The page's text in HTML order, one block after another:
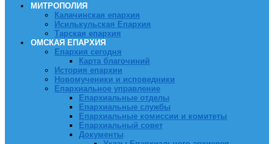
МИТРОПОЛИЯ
Калачинская епархия
Исилькульская Епархия
Тарская епархия
ОМСКАЯ ЕПАРХИЯ
Епархия сегодня
Карта благочиний
История епархии
Новомученики и исповедники
Епархиальное управление
Епархиальные отделы
Епархиальные службы
Епархиальные комиссии и комитеты
Епархиальный совет
Документы